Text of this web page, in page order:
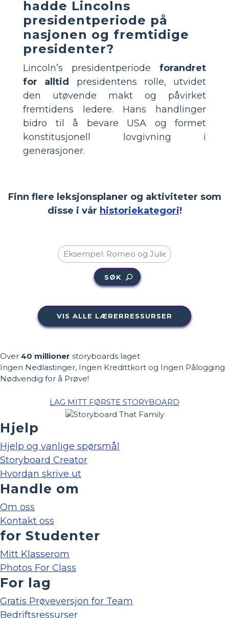
hadde Lincolns
presidentperiode på
nasjonen og fremtidige
presidenter?
Lincoln’s presidentperiode forandret
for alltid
presidentens rolle, utvidet
den utøvende makt og påvirket
fremtidens ledere. Hans handlinger
bidro til å bevare USA og formet
konstitusjonell lovgivning i
generasjoner.
Finn flere leksjonsplaner og aktiviteter som
disse i vår historiekategori!
SØK
VIS ALLE LÆRERRESSURSER
Over 40 millioner storyboards laget
Ingen Nedlastinger, Ingen Kredittkort og Ingen Pålogging
Nødvendig for å Prøve!
LAG MITT FØRSTE STORYBOARD
Hjelp
Hjelp og vanlige spørsmål
Storyboard Creator
Hvordan skrive ut
Handle om
Om oss
Kontakt oss
for Studenter
Mitt Klasserom
Photos For Class
For lag
Gratis Prøveversjon for Team
Bedriftsressurser